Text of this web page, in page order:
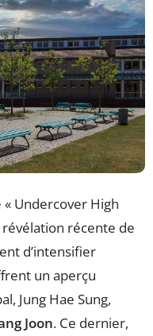
Undercover High
révélation récente de
d’intensifier
un aperçu
Jung Hae Sung,
Joon. Ce dernier,